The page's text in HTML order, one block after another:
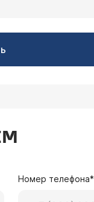
Номер телефона*